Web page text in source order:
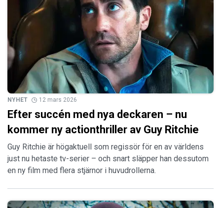
NYHET 12 mars 2026
Efter succén med nya deckaren – nu
kommer ny actionthriller av Guy Ritchie
Guy Ritchie är högaktuell som regissör för en av världens
just nu hetaste tv-serier – och snart släpper han dessutom
en ny film med flera stjärnor i huvudrollerna.